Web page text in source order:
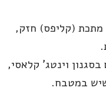
מתכת (קליפס) חזק,
בסגנון וינטג' קלאסי,
במטבח.